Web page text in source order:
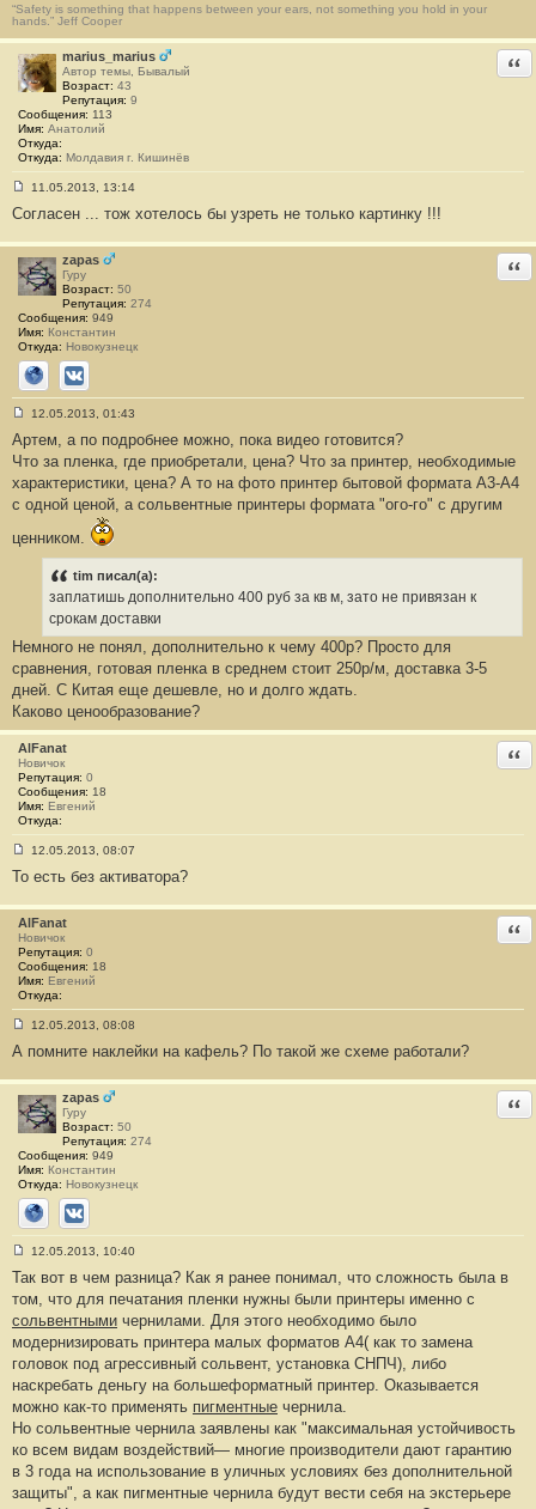
н
и
е
#
1
5
“Safety is something that happens between your ears, not something you hold in your
hands.” Jeff Cooper
marius_marius
Автор темы, Бывалый
Возраст: 43
Репутация: 9
Сообщения: 113
Имя: Анатолий
Откуда:
Откуда: Молдавия г. Кишинёв
о
б
щ
е
н
и
е
#
1
11.05.2013, 13:14
Согласен ... тож хотелось бы узреть не только картинку !!!
zapas
Гуру
Возраст: 50
Репутация: 274
Сообщения: 949
Имя: Константин
Откуда: Новокузнецк
СайтВКонтакте
о
б
щ
н
е
12.05.2013, 01:43
Артем, а по подробнее можно, пока видео готовится?
Что за пленка, где приобретали, цена? Что за принтер, необходимые
характеристики, цена? А то на фото принтер бытовой формата А3-А4
с одной ценой, а сольвентные принтеры формата "ого-го" с другим
ценником.
tim писал(а):
заплатишь дополнительно 400 руб за кв м, зато не привязан к
срокам доставки
Немного не понял, дополнительно к чему 400р? Просто для
сравнения, готовая пленка в среднем стоит 250р/м, доставка 3-5
дней. С Китая еще дешевле, но и долго ждать.
Каково ценообразование?
AlFanat
Новичок
Репутация: 0
Сообщения: 18
Имя: Евгений
Откуда:
о
б
щ
е
и
е
#
12.05.2013, 08:07
То есть без активатора?
AlFanat
Новичок
Репутация: 0
Сообщения: 18
Имя: Евгений
Откуда:
о
б
щ
е
н
и
е
#
1
12.05.2013, 08:08
А помните наклейки на кафель? По такой же схеме работали?
zapas
Гуру
Возраст: 50
Репутация: 274
Сообщения: 949
Имя: Константин
Откуда: Новокузнецк
СайтВКонтакте
о
б
щ
н
и
#
2
12.05.2013, 10:40
Так вот в чем разница? Как я ранее понимал, что сложность была в
том, что для печатания пленки нужны были принтеры именно с
сольвентными чернилами. Для этого необходимо было
модернизировать принтера малых форматов А4( как то замена
головок под агрессивный сольвент, установка СНПЧ), либо
наскребать деньгу на большеформатный принтер. Оказывается
можно как-то применять пигментные чернила.
Но сольвентные чернила заявлены как "максимальная устойчивость
ко всем видам воздействий— многие производители дают гарантию
в 3 года на использование в уличных условиях без дополнительной
защиты", а как пигментные чернила будут вести себя на экстерьере